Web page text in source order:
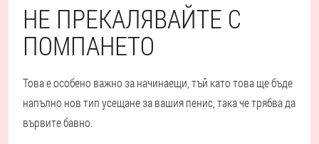
НЕ ПРЕКАЛЯВАЙТЕ С
ПОМПАНЕТО
Това е особено важно за начинаещи, тъй като това ще бъде
напълно нов тип усещане за вашия пенис, така че трябва да
вървите бавно.